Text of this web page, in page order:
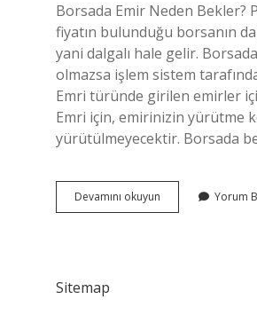
Borsada Emir Neden Bekler?
fiyatın bulunduğu borsanın
yani dalgalı hale gelir.
olmazsa işlem sistem
Emri türünde girilen emirler
Emri için, emirinizin yürütme
yürütülmeyecektir. Borsada
Devamını okuyun Borsada
Emir
Yorum
Sitemap